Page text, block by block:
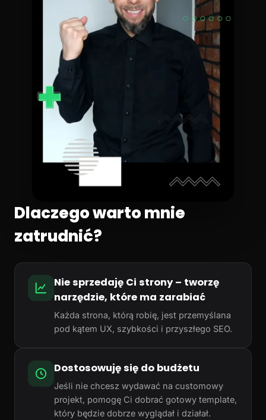
Dlaczego warto mnie
zatrudnić?
Nie sprzedaję Ci strony – tworzę
narzędzie, które ma zarabiać
Każda strona, którą robię, jest przemyślana
pod kątem UX, szybkości i przyszłego SEO.
Dostosowuję się do budżetu
Jeśli nie chcesz wydawać na customowy
projekt, pomogę Ci dobrać gotowy template,
który będzie dobrze wyglądał i działał.